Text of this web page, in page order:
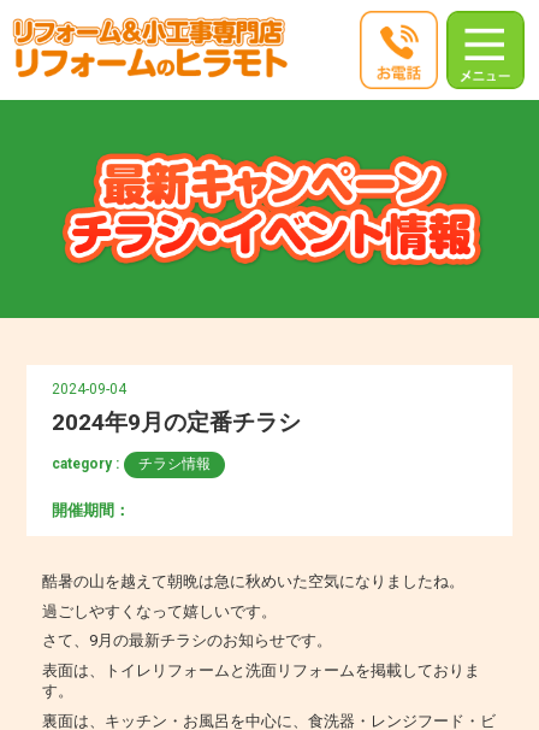
2024-09-04
2024年9月の定番チラシ
category : チラシ情報
開催期間：
酷暑の山を越えて朝晩は急に秋めいた空気になりましたね。
過ごしやすくなって嬉しいです。
さて、9月の最新チラシのお知らせです。
表面は、トイレリフォームと洗面リフォームを掲載しておりま
す。
裏面は、キッチン・お風呂を中心に、食洗器・レンジフード・ビ